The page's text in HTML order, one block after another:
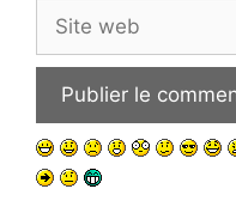
web